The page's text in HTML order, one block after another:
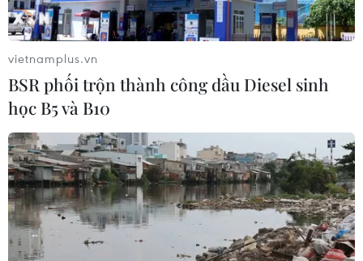
tuần hành khắp khu vực trung tâm thủ đô London nhằm
kêu gọi Chính phủ Anh "xem xét lại và từ bỏ Brexit."
vietnamplus.vn
BSR phối trộn thành công dầu Diesel sinh
học B5 và B10